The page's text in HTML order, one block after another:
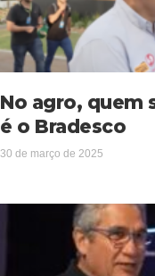
No agro, quem
é o Bradesco
30 de março de 2025